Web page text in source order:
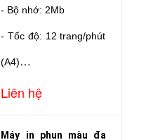
- Bộ nhớ: 2Mb
- Tốc độ: 12 trang/phút
(A4)
- In đảo mặt : Không
Liên hệ
Máy in phun màu đa